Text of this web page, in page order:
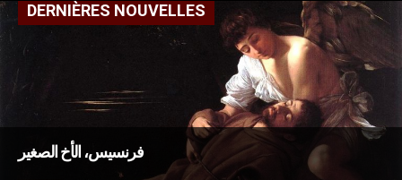
DERNIÈRES NOUVELLES
فرنسيس، الأخ الصغير